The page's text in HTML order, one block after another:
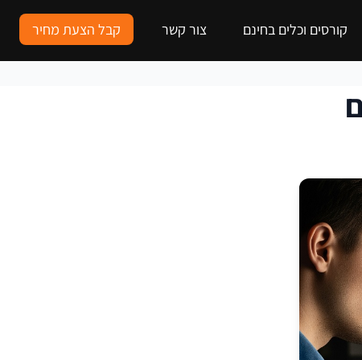
קורסים וכלים בחינם צור קשר קבל הצעת מחיר